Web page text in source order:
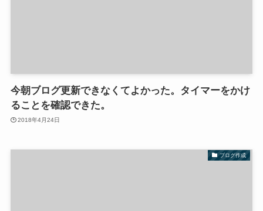
今朝ブログ更新できなくてよかった。タイマーをかけ
ることを確認できた。
2018年4月24日
ブログ作成